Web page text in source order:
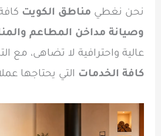
نحن نغطي مناطق الكويت
وصيانة مداخن المطاعم
عالية واحترافية لا تضاهى، مع
كافة الخدمات التي يحتاجها